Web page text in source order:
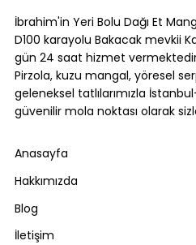
Ankara'dan Adım
İbrahim'in Yeri Bolu Dağı Et
D100 karayolu Bakacak mevkii
gün 24 saat hizmet
Pirzola, kuzu mangal, yöresel
geleneksel tatlılarımızla
güvenilir mola noktası olarak
Anasayfa
Hakkımızda
Blog
İletişim